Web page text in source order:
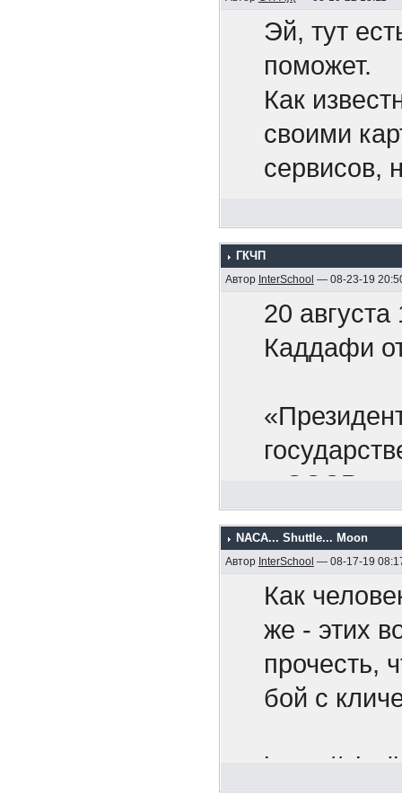
Путин
Нет
Эй, тут
поможет.
Как
своими
сервисов,
Pixiv
хочется.
Может,
раскрыть
найдется
стран. Я
валюту по
покупаете
ГКЧП
Автор InterSchool — 08-23-19
20
Каддафи
в СССР.
Мы рады
деянием.
поступок
Советский
NACA... Shuttle... Moon
Автор InterSchool — 08-17-19
Как
же - этих
прочесть,
бой с
https://